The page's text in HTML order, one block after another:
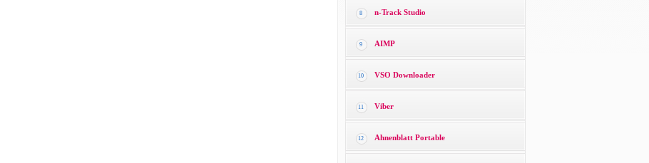
8 n-Track Studio
9 AIMP
10 VSO Downloader
11 Viber
12 Ahnenblatt Portable